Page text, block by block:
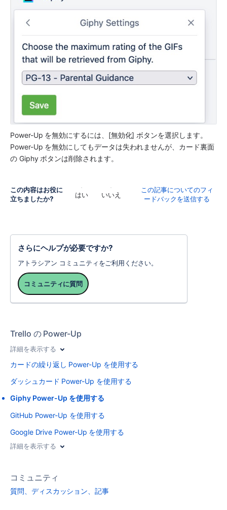
Power-Up を無効にするには、[無効化] ボタンを選択します。
Power-Up を無効にしてもデータは失われませんが、カード裏面
の Giphy ボタンは削除されます。
この内容はお役に
立ちましたか?
はい いいえ
この記事についてのフィ
ードバックを送信する
さらにヘルプが必要ですか?
アトラシアン コミュニティをご利用ください。
コミュニティに質問
Trello の Power-Up
詳細を表示する
カードの繰り返し Power-Up を使用する
ダッシュカード Power-Up を使用する
Giphy Power-Up を使用する
GitHub Power-Up を使用する
Google Drive Power-Up を使用する
詳細を表示する
コミュニティ
質問、ディスカッション、記事